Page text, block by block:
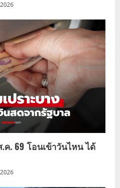
.ค. 69 โอนเข้าวันไหน ได้